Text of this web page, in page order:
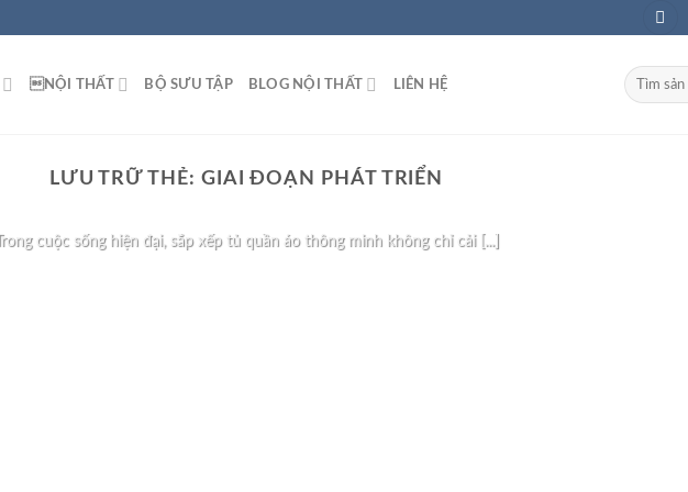
NỘI THẤT BỘ SƯU TẬP BLOG NỘI THẤT LIÊN HỆ
Tìm
kiếm:
LƯU TRỮ THẺ: GIAI ĐOẠN PHÁT TRIỂN
Tủ Quần Áo Thông Minh Giúp Tối Ưu Không Gian Lưu Trữ
cuộc sống hiện đại, sắp xếp tủ quần áo thông minh không chỉ cải [...]